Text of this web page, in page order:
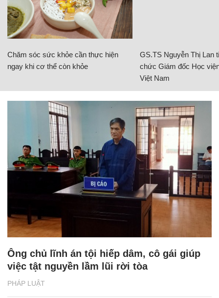
Chăm sóc sức khỏe cần thực hiện
ngay khi cơ thể còn khỏe
GS.TS Nguyễn Thị Lan
chức Giám đốc Học
Việt Nam
PHÁP LUẬT
Ông chủ lĩnh án tội hiếp dâm, cô gái giúp
việc tật nguyền lầm lũi rời tòa